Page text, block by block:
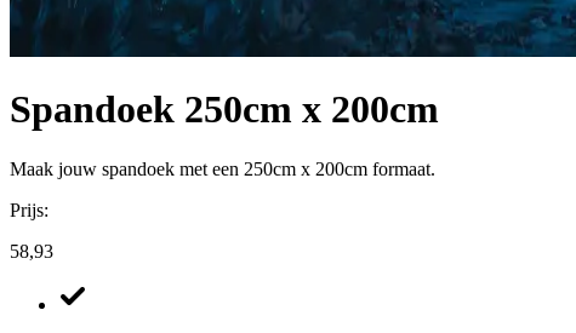
Spandoek 250cm x 200cm
Maak jouw spandoek met een 250cm x 200cm formaat.
Prijs:
58,93